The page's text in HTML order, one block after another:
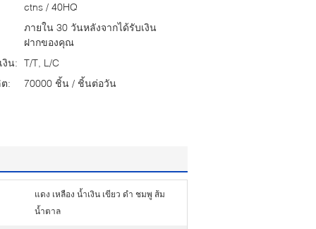
ctns / 40HQ
ภายใน 30 วันหลังจากได้รับเงิน
ฝากของคุณ
งิน: T/T, L/C
:
70000 ชิ้น / ชิ้นต่อวัน
แดง เหลือง น้ำเงิน เขียว ดำ ชมพู ส้ม
น้ำตาล